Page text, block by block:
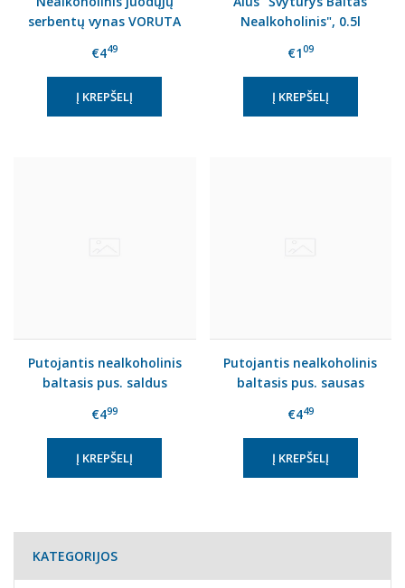
serbentų vynas VORUTA
€449
Nealkoholinis", 0.5l
€109
Putojantis nealkoholinis
baltasis pus. saldus
ANNIVERSARY", 0%, 0,75
l
€499
Putojantis nealkoholinis
baltasis pus. sausas
ANNIVERSARY", 0%, 0,75l
€449
KATEGORIJOS